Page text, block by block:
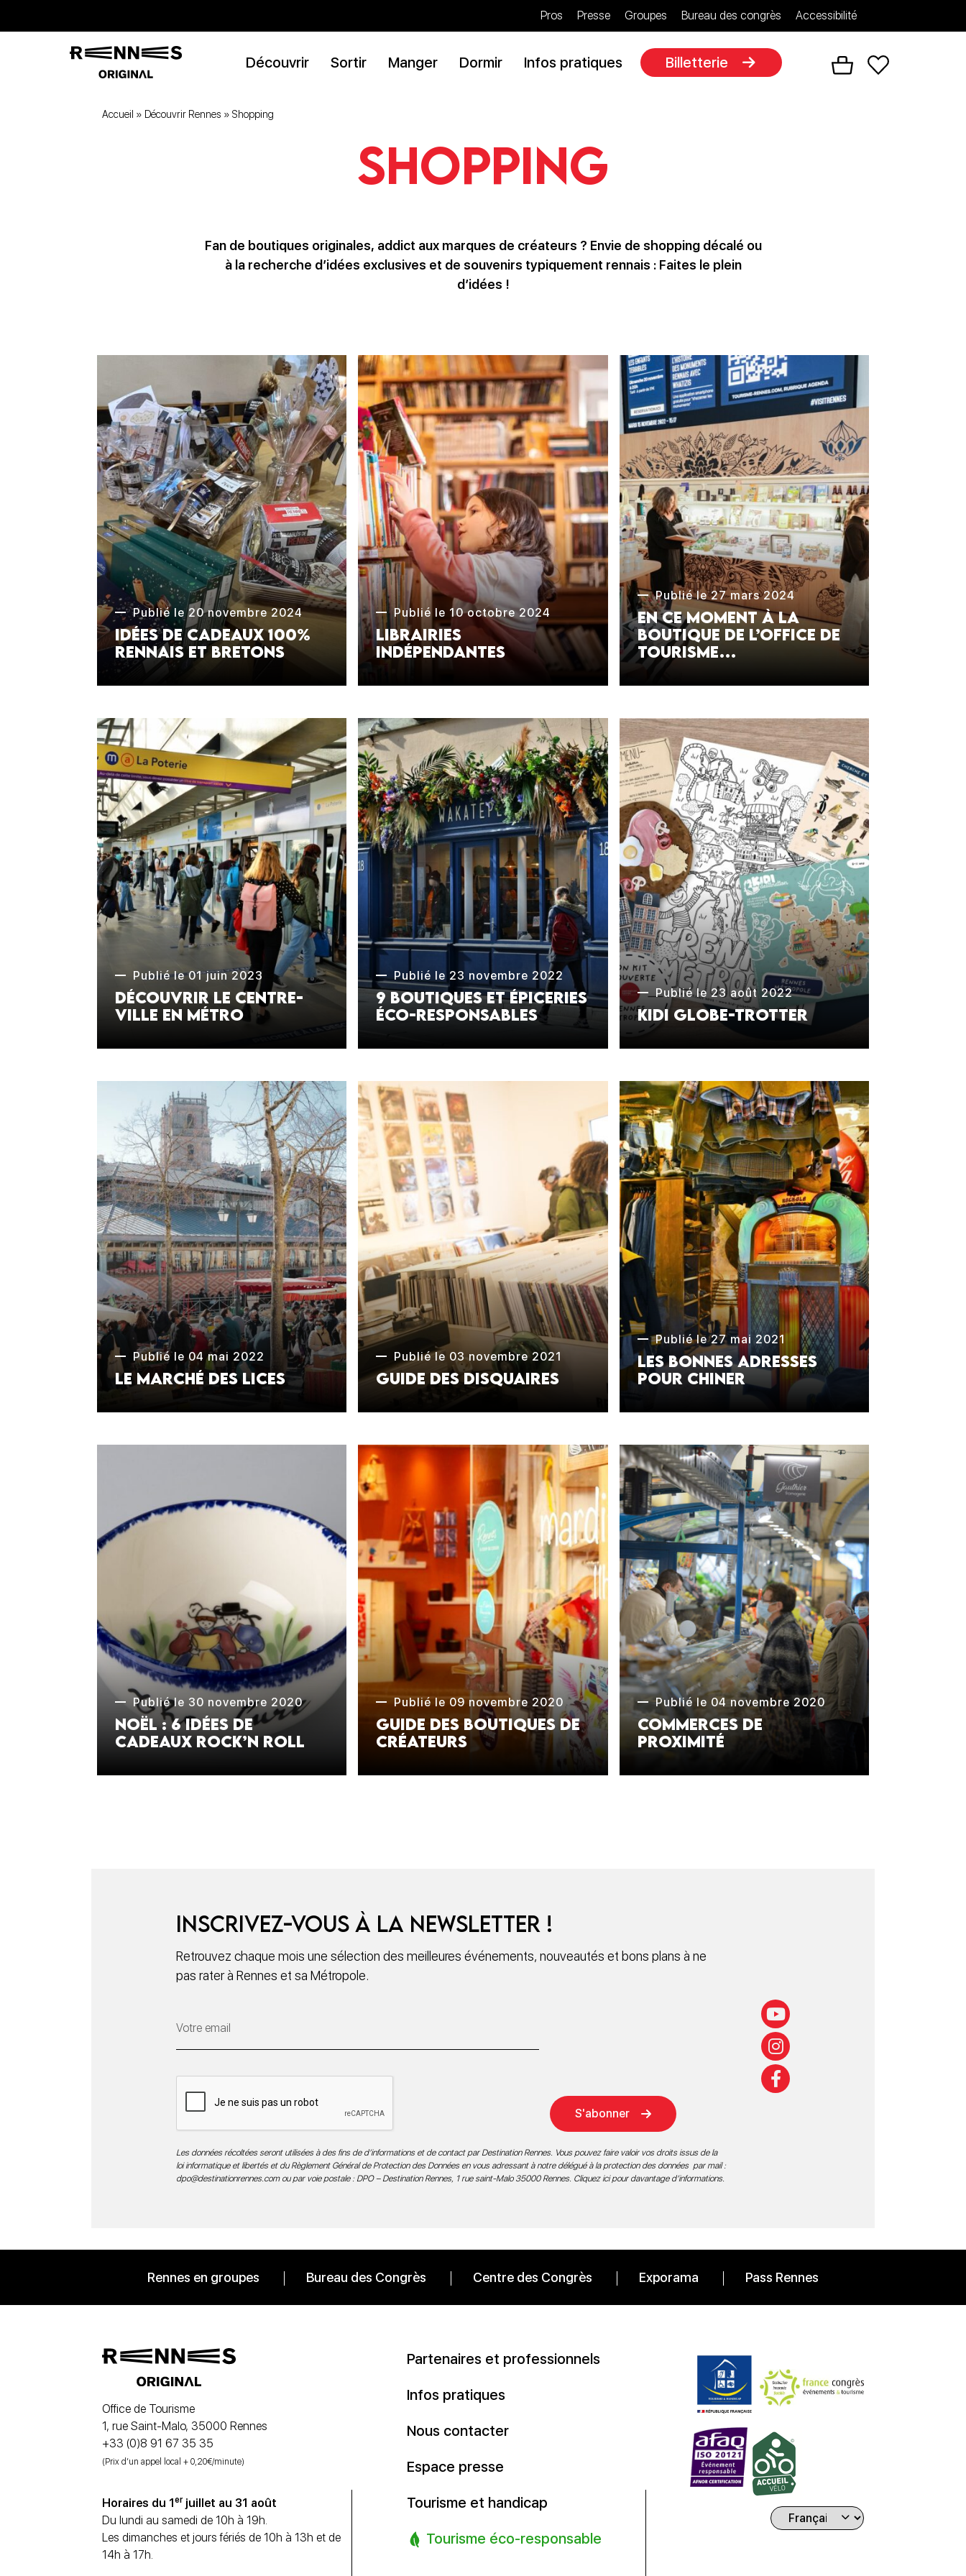
Pros Presse Groupes Bureau des congrès Accessibilité
Découvrir Sortir Manger Dormir Infos pratiques Billetterie
Accueil » Découvrir Rennes » Shopping
Shopping
Fan de boutiques originales, addict aux marques de créateurs ? Envie de shopping décalé ou
à la recherche d’idées exclusives et de souvenirs typiquement rennais : Faites le plein
d’idées !
Publié le 20 novembre 2024
Idées de cadeaux 100%
rennais et bretons
Publié le 10 octobre 2024
Librairies
indépendantes
Publié le 27 mars 2024
En ce moment à la
boutique de l’Office de
tourisme…
Publié le 01 juin 2023
Découvrir le centre-
ville en métro
Publié le 23 novembre 2022
9 boutiques et épiceries
éco-responsables
Publié le 23 août 2022
Kidi Globe-Trotter
Publié le 04 mai 2022
Le marché des Lices
Publié le 03 novembre 2021
Guide des Disquaires
Publié le 27 mai 2021
Les bonnes adresses
pour chiner
Publié le 30 novembre 2020
Noël : 6 idées de
cadeaux Rock’n Roll
Publié le 09 novembre 2020
Guide des boutiques de
créateurs
Publié le 04 novembre 2020
Commerces de
proximité
Inscrivez-vous à la newsletter !
Retrouvez chaque mois une sélection des meilleures événements, nouveautés et bons plans à ne
pas rater à Rennes et sa Métropole.
S'abonner
Les données récoltées seront utilisées à des fins de d’informations et de contact par Destination Rennes. Vous pouvez faire valoir vos droits issus de la
loi informatique et libertés et du Règlement Général de Protection des Données en vous adressant à notre délégué à la protection des données par mail :
dpo@destinationrennes.comou par voie postale : DPO – Destination Rennes, 1 rue saint-Malo 35000 Rennes. Cliquez ici pour davantage d’informations.
Rennes en groupes Bureau des Congrès Centre des Congrès Exporama Pass Rennes
Office de Tourisme
1, rue Saint-Malo, 35000 Rennes
+33 (0)8 91 67 35 35
(Prix d’un appel local + 0,20€/minute)
Horaires du 1 er juillet au 31 août
Du lundi au samedi de 10h à 19h.
Les dimanches et jours fériés de 10h à 13h et de
14h à 17h.
Partenaires et professionnels
Infos pratiques
Nous contacter
Espace presse
Tourisme et handicap
Tourisme éco-responsable